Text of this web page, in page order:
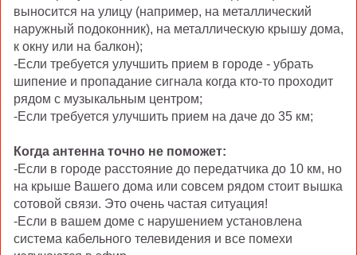
выносится на улицу (например, на металлический
наружный подоконник), на металлическую крышу дома,
к окну или на балкон);
-Если требуется улучшить прием в городе - убрать
шипение и пропадание сигнала когда кто-то проходит
рядом с музыкальным центром;
-Если требуется улучшить прием на даче до 35 км;
Когда антенна точно не поможет:
-Если в городе расстояние до передатчика до 10 км, но
на крыше Вашего дома или совсем рядом стоит вышка
сотовой связи. Это очень частая ситуация!
-Если в вашем доме с нарушением установлена
система кабельного телевидения и все помехи